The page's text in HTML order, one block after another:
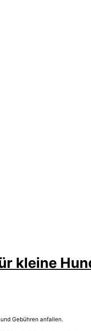
kleine
Gebühren anfallen.